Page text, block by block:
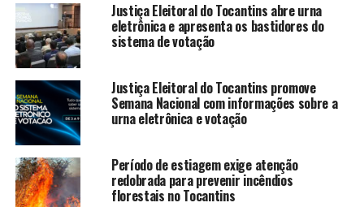
Justiça Eleitoral do Tocantins abre urna
eletrônica e apresenta os bastidores do
sistema de votação
Justiça Eleitoral do Tocantins promove
Semana Nacional com informações sobre a
urna eletrônica e votação
Período de estiagem exige atenção
redobrada para prevenir incêndios
florestais no Tocantins